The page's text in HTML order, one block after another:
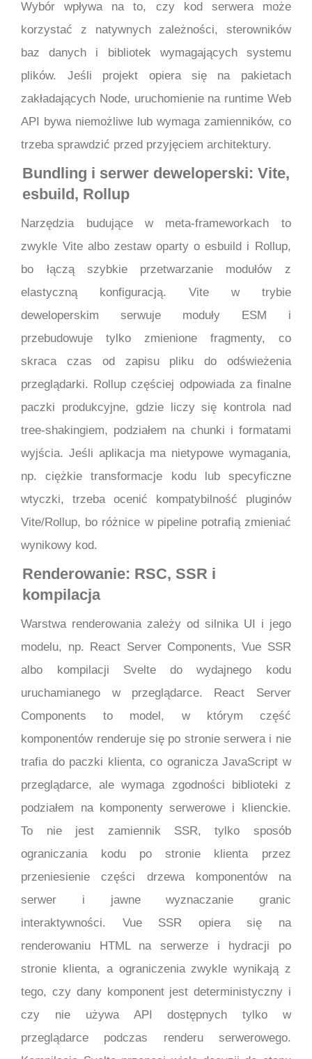
Wybór wpływa na to, czy kod serwera może
korzystać z natywnych zależności, sterowników
baz danych i bibliotek wymagających systemu
plików. Jeśli projekt opiera się na pakietach
zakładających Node, uruchomienie na runtime Web
API bywa niemożliwe lub wymaga zamienników, co
trzeba sprawdzić przed przyjęciem architektury.
Bundling i serwer deweloperski: Vite,
esbuild, Rollup
Narzędzia budujące w meta-frameworkach to
zwykle Vite albo zestaw oparty o esbuild i Rollup,
bo łączą szybkie przetwarzanie modułów z
elastyczną konfiguracją. Vite w trybie
deweloperskim serwuje moduły ESM i
przebudowuje tylko zmienione fragmenty, co
skraca czas od zapisu pliku do odświeżenia
przeglądarki. Rollup częściej odpowiada za finalne
paczki produkcyjne, gdzie liczy się kontrola nad
tree-shakingiem, podziałem na chunki i formatami
wyjścia. Jeśli aplikacja ma nietypowe wymagania,
np. ciężkie transformacje kodu lub specyficzne
wtyczki, trzeba ocenić kompatybilność pluginów
Vite/Rollup, bo różnice w pipeline potrafią zmieniać
wynikowy kod.
Renderowanie: RSC, SSR i
kompilacja
Warstwa renderowania zależy od silnika UI i jego
modelu, np. React Server Components, Vue SSR
albo kompilacji Svelte do wydajnego kodu
uruchamianego w przeglądarce. React Server
Components to model, w którym część
komponentów renderuje się po stronie serwera i nie
trafia do paczki klienta, co ogranicza JavaScript w
przeglądarce, ale wymaga zgodności biblioteki z
podziałem na komponenty serwerowe i klienckie.
To nie jest zamiennik SSR, tylko sposób
ograniczania kodu po stronie klienta przez
przeniesienie części drzewa komponentów na
serwer i jawne wyznaczanie granic
interaktywności. Vue SSR opiera się na
renderowaniu HTML na serwerze i hydracji po
stronie klienta, a ograniczenia zwykle wynikają z
tego, czy dany komponent jest deterministyczny i
czy nie używa API dostępnych tylko w
przeglądarce podczas renderu serwerowego.